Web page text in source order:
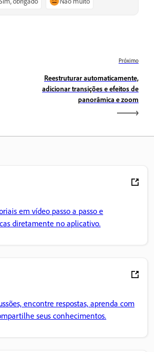
Próximo
Reestruturar automaticamente,
adicionar transições e efeitos de
panorâmica e zoom
em vídeo passo a passo e
diretamente no aplicativo.
encontre respostas, aprenda com
seus conhecimentos.